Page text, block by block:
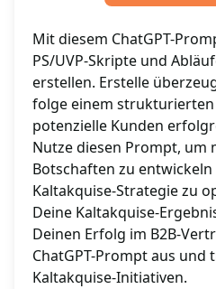
Mit diesem ChatGPT-
PS/UVP-Skripte und
erstellen. Erstelle
folge einem strukturierten
potenzielle Kunden
Nutze diesen Prompt, um
Botschaften zu
Kaltakquise-Strategie zu
Deine Kaltakquise-
Deinen Erfolg im B2B-
ChatGPT-Prompt aus
Kaltakquise-Initiativen.